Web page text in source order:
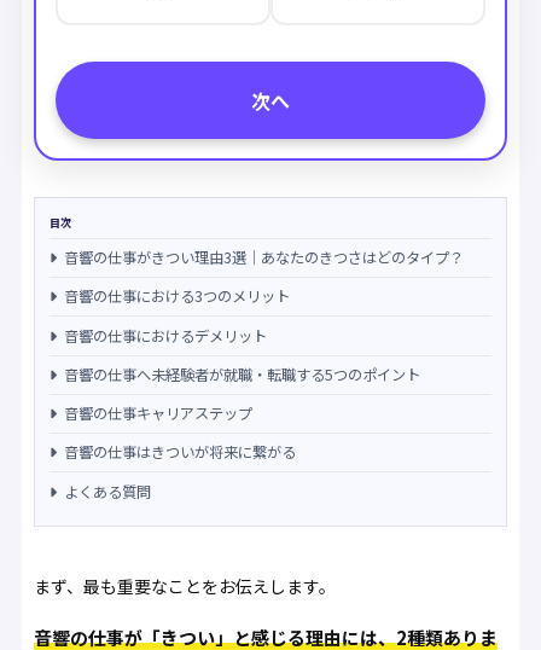
次へ
目次
音響の仕事がきつい理由3選｜あなたのきつさはどのタイプ？
音響の仕事における3つのメリット
音響の仕事におけるデメリット
音響の仕事へ未経験者が就職・転職する5つのポイント
音響の仕事キャリアステップ
音響の仕事はきついが将来に繋がる
よくある質問
まず、最も重要なことをお伝えします。
音響の仕事が「きつい」と感じる理由には、2種類ありま